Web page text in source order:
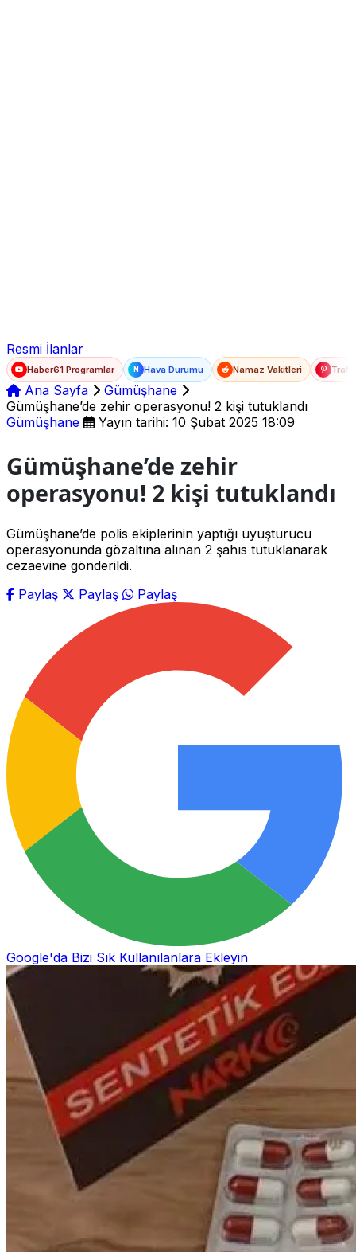
Resmi İlanlar
Haber61 Programlar N Hava Durumu Namaz Vakitleri
Ana Sayfa
Gümüşhane
Gümüşhane’de zehir operasyonu! 2 kişi tutuklandı
Gümüşhane
Yayın tarihi: 10 Şubat 2025 18:09
Gümüşhane’de zehir
operasyonu! 2 kişi tutuklandı
Gümüşhane’de polis ekiplerinin yaptığı uyuşturucu
operasyonunda gözaltına alınan 2 şahıs tutuklanarak
cezaevine gönderildi.
Paylaş
Paylaş Paylaş
Google'da Bizi Sık Kullanılanlara Ekleyin